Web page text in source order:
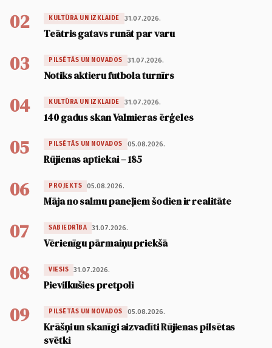
02 KULTŪRA UN IZKLAIDE 31.07.2026.
Teātris gatavs runāt par varu
03 PILSĒTĀS UN NOVADOS 31.07.2026.
Notiks aktieru futbola turnīrs
04 KULTŪRA UN IZKLAIDE 31.07.2026.
140 gadus skan Valmieras ērģeles
05 PILSĒTĀS UN NOVADOS 05.08.2026.
Rūjienas aptiekai – 185
06 PROJEKTS 05.08.2026.
Māja no salmu paneļiem šodien ir realitāte
07 SABIEDRĪBA 31.07.2026.
Vērienīgu pārmaiņu priekšā
08 VIESIS 31.07.2026.
Pievilkušies pretpoli
09 PILSĒTĀS UN NOVADOS 05.08.2026.
Krāšņi un skanīgi aizvadīti Rūjienas pilsētas
svētki